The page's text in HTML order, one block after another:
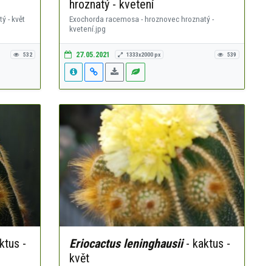
- květ
532
hroznatý - kvetení
Exochorda racemosa - hroznovec hroznatý -
kvetení.jpg
27.05.2021 1333x2000 px 539
-
Eriocactus leninghausii- kaktus -
květ